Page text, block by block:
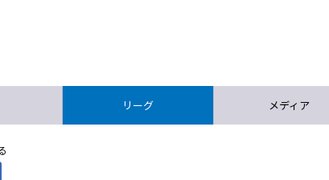
リーグ メディア